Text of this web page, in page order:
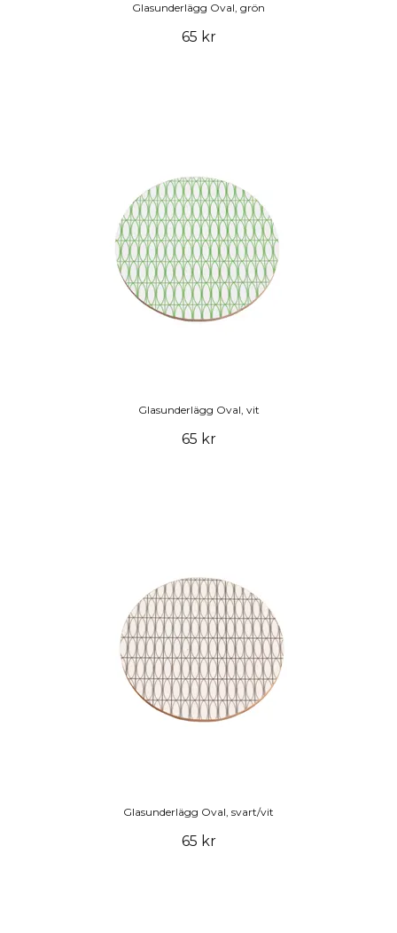
Glasunderlägg Oval, grön
65 kr
Glasunderlägg Oval, vit
65 kr
Glasunderlägg Oval, svart/vit
65 kr